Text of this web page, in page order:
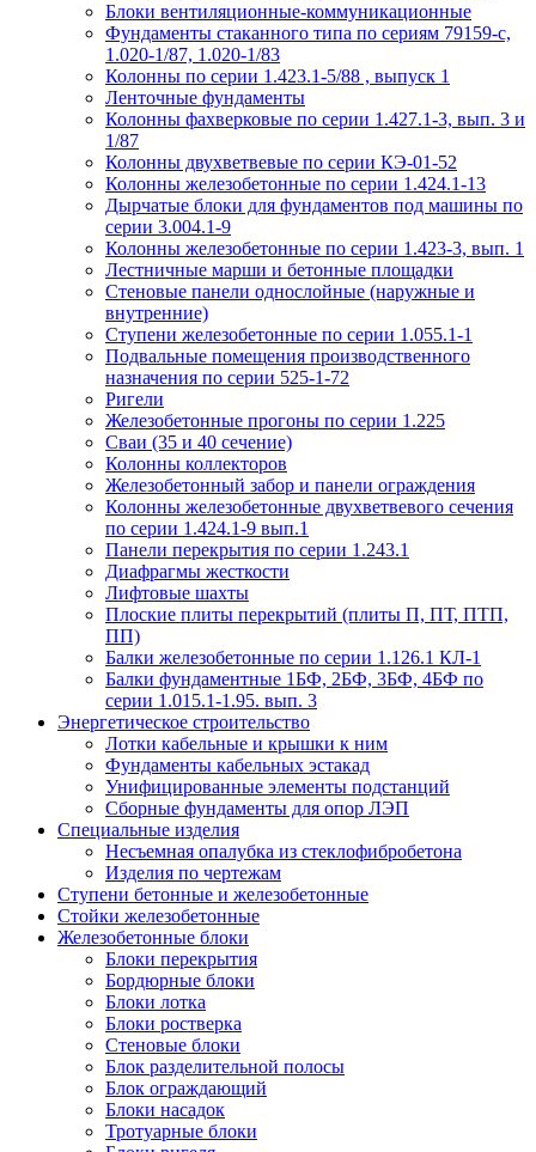
Блоки вентиляционные-коммуникационные
Фундаменты стаканного типа по сериям 79159-с,
1.020-1/87, 1.020-1/83
Колонны по серии 1.423.1-5/88 , выпуск 1
Ленточные фундаменты
Колонны фахверковые по серии 1.427.1-3, вып. 3 и
1/87
Колонны двухветвевые по серии КЭ-01-52
Колонны железобетонные по серии 1.424.1-13
Дырчатые блоки для фундаментов под машины по
серии 3.004.1-9
Колонны железобетонные по серии 1.423-3, вып. 1
Лестничные марши и бетонные площадки
Стеновые панели однослойные (наружные и
внутренние)
Ступени железобетонные по серии 1.055.1-1
Подвальные помещения производственного
назначения по серии 525-1-72
Ригели
Железобетонные прогоны по серии 1.225
Сваи (35 и 40 сечение)
Колонны коллекторов
Железобетонный забор и панели ограждения
Колонны железобетонные двухветвевого сечения
по серии 1.424.1-9 вып.1
Панели перекрытия по серии 1.243.1
Диафрагмы жесткости
Лифтовые шахты
Плоские плиты перекрытий (плиты П, ПТ, ПТП,
ПП)
Балки железобетонные по серии 1.126.1 КЛ-1
Балки фундаментные 1БФ, 2БФ, 3БФ, 4БФ по
серии 1.015.1-1.95. вып. 3
Энергетическое строительство
Лотки кабельные и крышки к ним
Фундаменты кабельных эстакад
Унифицированные элементы подстанций
Сборные фундаменты для опор ЛЭП
Специальные изделия
Несъемная опалубка из стеклофибробетона
Изделия по чертежам
Ступени бетонные и железобетонные
Стойки железобетонные
Железобетонные блоки
Блоки перекрытия
Бордюрные блоки
Блоки лотка
Блоки ростверка
Стеновые блоки
Блок разделительной полосы
Блок ограждающий
Блоки насадок
Тротуарные блоки